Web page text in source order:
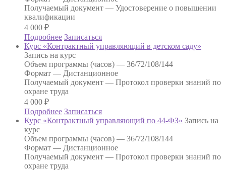
Получаемый документ — Удостоверение о повышении
квалификации
4 000 ₽
Подробнее Записаться
Курс «Контрактный управляющий в детском саду»
Запись на курс
Объем программы (часов) — 36/72/108/144
Формат — Дистанционное
Получаемый документ — Протокол проверки знаний по
охране труда
4 000 ₽
Подробнее Записаться
Курс «Контрактный управляющий по 44-ФЗ» Запись на
курс
Объем программы (часов) — 36/72/108/144
Формат — Дистанционное
Получаемый документ — Протокол проверки знаний по
охране труда